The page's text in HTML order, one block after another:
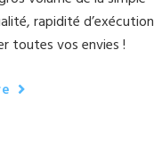
rapidité d’exécution
toutes vos envies !